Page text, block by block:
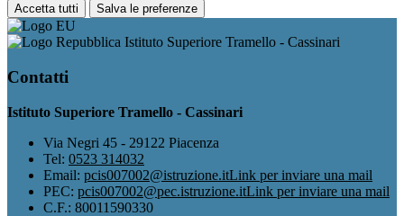
Accetta tutti Salva le preferenze
Istituto Superiore Tramello - Cassinari
Contatti
Istituto Superiore Tramello - Cassinari
Via Negri 45 - 29122 Piacenza
Tel: 0523 314032
Email: pcis007002@istruzione.itLink per inviare una mail
PEC: pcis007002@pec.istruzione.itLink per inviare una mail
C.F.: 80011590330